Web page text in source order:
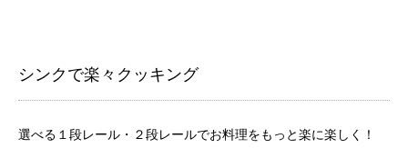
シンクで楽々クッキング
選べる１段レール・２段レールでお料理をもっと楽に楽しく！